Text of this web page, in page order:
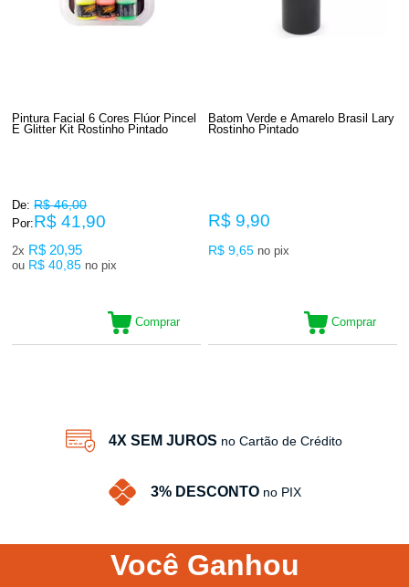
Pintura Facial 6 Cores Flúor Pincel
E Glitter Kit Rostinho Pintado
De: R$ 46,00
Por:R$ 41,90
2x R$ 20,95
ou R$ 40,85 no pix
Comprar
Batom Verde e Amarelo Brasil Lary
Rostinho Pintado
R$ 9,90
R$ 9,65 no pix
Comprar
4X SEM JUROS no Cartão de Crédito
3% DESCONTO no PIX
Você Ganhou